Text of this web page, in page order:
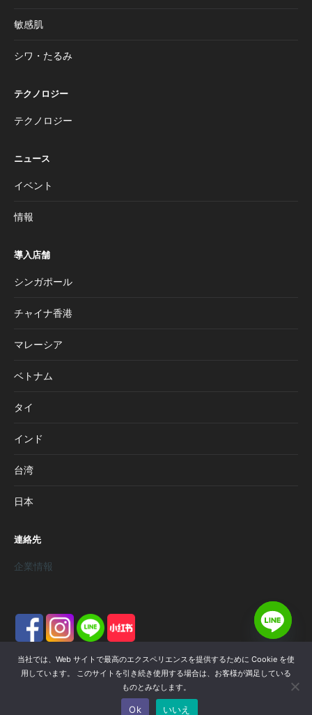
敏感肌
シワ・たるみ
テクノロジー
テクノロジー
ニュース
イベント
情報
導入店舗
シンガポール
チャイナ香港
マレーシア
ベトナム
タイ
インド
台湾
日本
連絡先
企業情報
WISHPro by Ioniaga Pte Ltd © 2025.全著作権所有。
当社では、Web サイトで最高のエクスペリエンスを提供するために Cookie を使
用しています。 このサイトを引き続き使用する場合は、お客様が満足している
ものとみなします。
Ok いいえ